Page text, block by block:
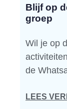
Blijf op
groep
Wil je op
de
LEES